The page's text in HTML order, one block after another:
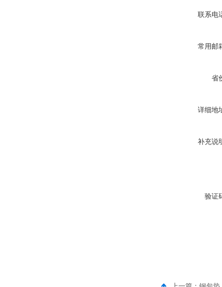
联系电
常用邮
省
详细地
补充说
验证